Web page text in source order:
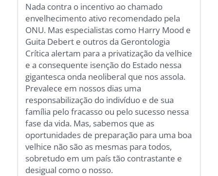
Nada contra o incentivo ao chamado
envelhecimento ativo recomendado pela
ONU. Mas especialistas como Harry Mood e
Guita Debert e outros da Gerontologia
Crítica alertam para a privatização da velhice
e a consequente isenção do Estado nessa
gigantesca onda neoliberal que nos assola.
Prevalece em nossos dias uma
responsabilização do indivíduo e de sua
família pelo fracasso ou pelo sucesso nessa
fase da vida. Mas, sabemos que as
oportunidades de preparação para uma boa
velhice não são as mesmas para todos,
sobretudo em um país tão contrastante e
desigual como o nosso.